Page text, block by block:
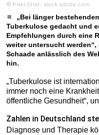
© Pixel-Shot - stock.adobe.com
„Bei länger
Tuberkulose gedacht und
Empfehlungen durch eine
weiter untersucht
Schaade anlässlich des
hin.
„Tuberkulose ist
immer noch eine
öffentliche Gesundheit“,
Zahlen in Deutschland
Diagnose und Therapie